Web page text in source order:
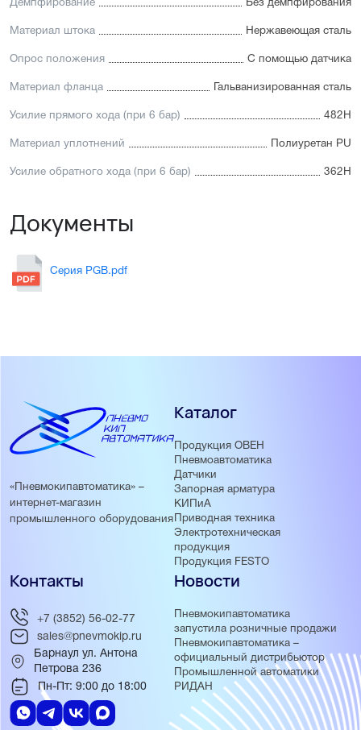
Демпфирование Без демпфирования
Материал штока Нержавеющая сталь
Опрос положения С помощью датчика
Материал фланца Гальванизированная сталь
Усилие прямого хода (при 6 бар) 482Н
Материал уплотнений Полиуретан PU
Усилие обратного хода (при 6 бар) 362Н
Документы
Серия PGB.pdf
«Пневмокипавтоматика» –
интернет-магазин
промышленного оборудования
Каталог
Продукция ОВЕН
Пневмоавтоматика
Датчики
Запорная арматура
КИПиА
Приводная техника
Электротехническая
продукция
Продукция FESTO
Новости
Пневмокипавтоматика
запустила розничные продажи
Пневмокипавтоматика –
официальный дистрибьютор
Промышленной автоматики
РИДАН
Контакты
+7 (3852) 56-02-77
sales@pnevmokip.ru
Барнаул ул. Антона
Петрова 236
Пн-Пт: 9:00 до 18:00